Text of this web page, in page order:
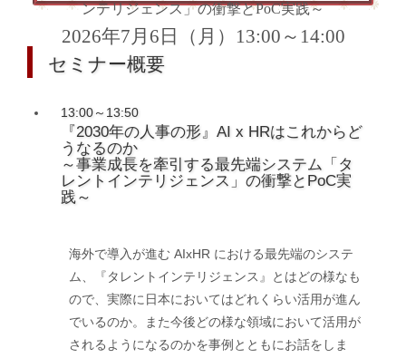
ンテリジェンス」の衝撃とPoC実践～
2026年7月6日（月）13:00～14:00
セミナー概要
13:00～13:50
『2030年の人事の形』AI x HRはこれからど
うなるのか
～事業成長を牽引する最先端システム「タ
レントインテリジェンス」の衝撃とPoC実
践～
海外で導入が進む AIxHR における最先端のシステ
ム、『タレントインテリジェンス』とはどの様なも
ので、実際に日本においてはどれくらい活用が進ん
でいるのか。また今後どの様な領域において活用が
されるようになるのかを事例とともにお話をしま